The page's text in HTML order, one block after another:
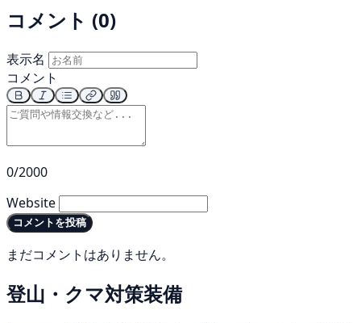
コメント (0)
表示名
コメント
0/2000
Website
コメントを投稿
まだコメントはありません。
登山・クマ対策装備